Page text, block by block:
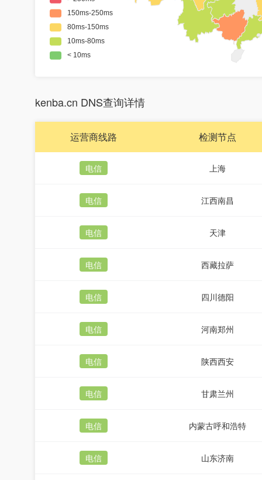
kenba.cn DNS查询详情
运营商线路 检测节点
电信 上海
电信 江西南昌
电信 天津
电信 西藏拉萨
电信 四川德阳
电信 河南郑州
电信 陕西西安
电信 甘肃兰州
电信 内蒙古呼和浩特
电信 山东济南